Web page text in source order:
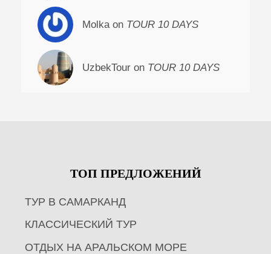
Molka on TOUR 10 DAYS
UzbekTour on TOUR 10 DAYS
ТОП ПРЕДЛОЖЕНИЙ
ТУР В САМАРКАНД
КЛАССИЧЕСКИЙ ТУР
ОТДЫХ НА АРАЛЬСКОМ МОРЕ